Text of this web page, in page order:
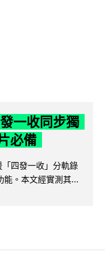
一收同步獨
必備
四發一收」分軌錄
。本文經實測其...